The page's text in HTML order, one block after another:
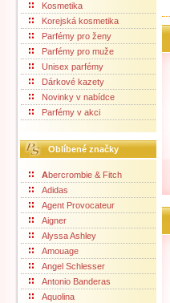
Kosmetika
Korejská kosmetika
Parfémy pro ženy
Parfémy pro muže
Unisex parfémy
Dárkové kazety
Novinky v nabídce
Parfémy v akci
Oblíbené značky
Abercrombie & Fitch
Adidas
Agent Provocateur
Aigner
Alyssa Ashley
Amouage
Angel Schlesser
Antonio Banderas
Aquolina